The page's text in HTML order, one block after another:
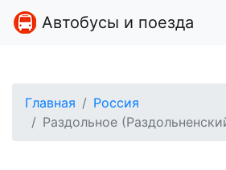
Автобусы и поезда
Главная
Россия
Раздольное